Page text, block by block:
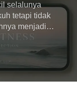
selalunya
tetapi tidak
menjadi
jenama AI
imej dan
identiti